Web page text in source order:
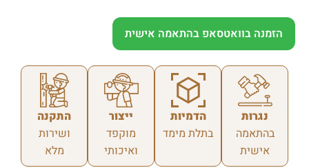
הזמנה בוואטסאפ בהתאמה אישית
נגרות
בהתאמה
אישית
הדמיות
בתלת מימד
ייצור
מוקפד
ואיכותי
התקנה
ושירות
מלא